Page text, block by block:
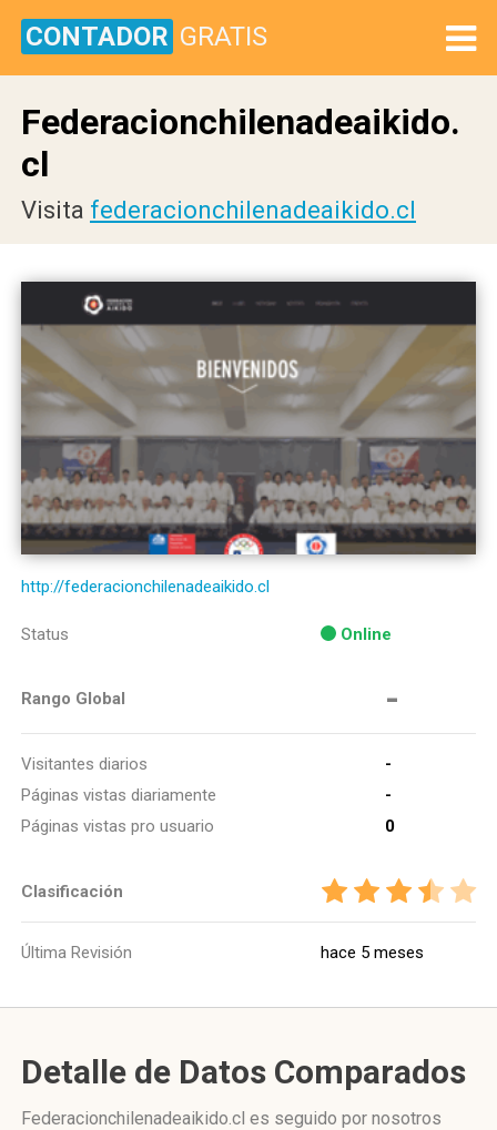
CONTADOR GRATIS
Federacionchilenadeaikido.
cl
Visita federacionchilenadeaikido.cl
http://federacionchilenadeaikido.cl
Status Online
Rango Global -
Visitantes diarios
-
Páginas vistas diariamente
-
Páginas vistas pro usuario
0
Clasificación
Última Revisión hace 5 meses
Detalle de Datos Comparados
Federacionchilenadeaikido.cl es seguido por nosotros